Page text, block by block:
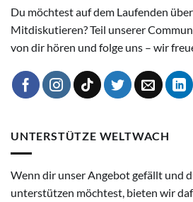
Du möchtest auf dem Laufenden
Mitdiskutieren? Teil unserer
von dir hören und folge uns – wir
UNTERSTÜTZE WELTWACH
Wenn dir unser Angebot gefällt und
unterstützen möchtest, bieten wir